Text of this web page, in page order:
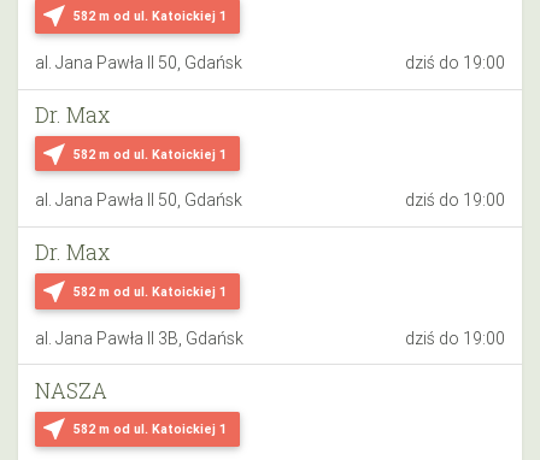
near_me 582 m od ul. Katoickiej 1
al. Jana Pawła II 50, Gdańsk dziś do 19:00
near_me 582 m od ul. Katoickiej 1
Dr. Max
al. Jana Pawła II 50, Gdańsk dziś do 19:00
near_me 582 m od ul. Katoickiej 1
Dr. Max
al. Jana Pawła II 3B, Gdańsk dziś do 19:00
near_me 582 m od ul. Katoickiej 1
NASZA